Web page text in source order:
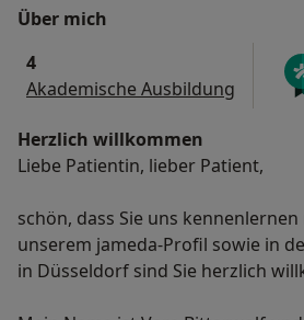
Über mich
4
Akademische Ausbildung
Herzlich willkommen
Liebe Patientin, lieber Patient,
schön, dass Sie uns
unserem jameda-Profil sowie in
in Düsseldorf sind Sie herzlich